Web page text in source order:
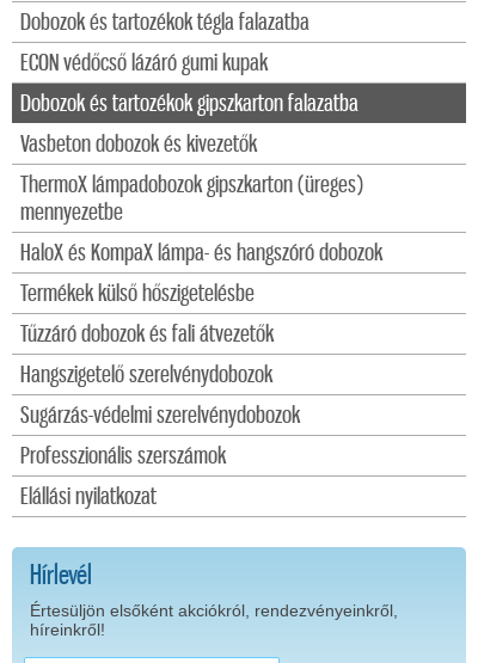
Dobozok és tartozékok tégla falazatba
ECON védőcső lázáró gumi kupak
Dobozok és tartozékok gipszkarton falazatba
Vasbeton dobozok és kivezetők
ThermoX lámpadobozok gipszkarton (üreges)
mennyezetbe
HaloX és KompaX lámpa- és hangszóró dobozok
Termékek külső hőszigetelésbe
Tűzzáró dobozok és fali átvezetők
Hangszigetelő szerelvénydobozok
Sugárzás-védelmi szerelvénydobozok
Professzionális szerszámok
Elállási nyilatkozat
Hírlevél
Értesüljön elsőként akciókról, rendezvényeinkről,
híreinkről!